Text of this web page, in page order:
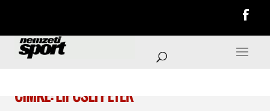
CÍMKE: LIPCSEI PÉTER